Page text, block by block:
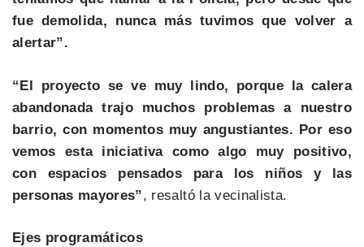
fue demolida, nunca más tuvimos que volver a
alertar”.
“El proyecto se ve muy lindo, porque la calera
abandonada trajo muchos problemas a nuestro
barrio, con momentos muy angustiantes. Por eso
vemos esta iniciativa como algo muy positivo,
con espacios pensados para los niños y las
personas mayores”, resaltó la vecinalista.
Ejes programáticos